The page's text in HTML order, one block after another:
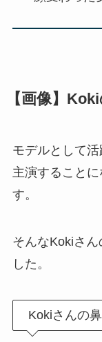
【画像】
モデルとして
主演すること
す。
そんなKokiさ
した。
Kokiさんの